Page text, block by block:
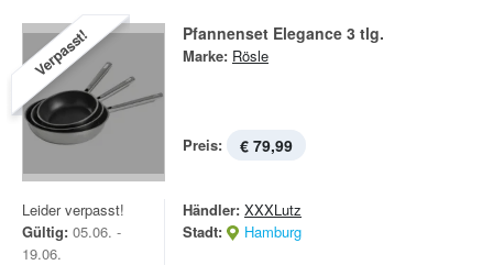
Verpasst! Pfannenset Elegance 3 tlg.
Marke: Rösle
Preis: € 79,99
Leider verpasst!
Gültig: 05.06. -
19.06.
Händler: XXXLutz
Stadt:
Hamburg